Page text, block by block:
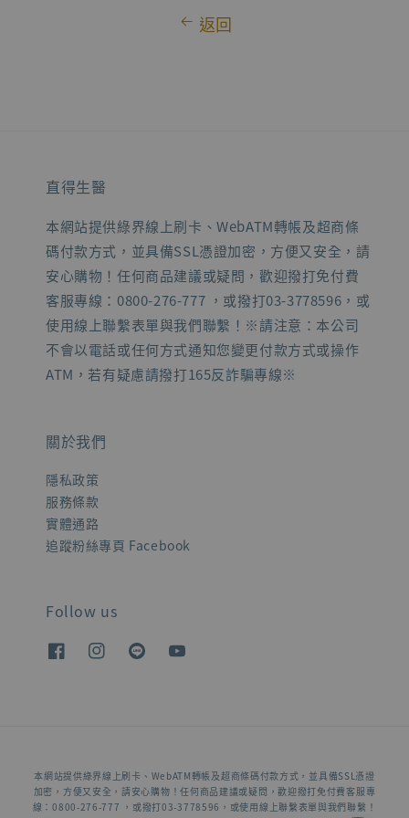
返回
直得生醫
本網站提供綠界線上刷卡、WebATM轉帳及超商條
碼付款方式，並具備SSL憑證加密，方便又安全，請
安心購物！任何商品建議或疑問，歡迎撥打免付費
客服專線：0800-276-777 ，或撥打03-3778596，或
使用線上聯繫表單與我們聯繫！※請注意：本公司
不會以電話或任何方式通知您變更付款方式或操作
ATM，若有疑慮請撥打165反詐騙專線※
關於我們
隱私政策
服務條款
實體通路
追蹤粉絲專頁 Facebook
Follow us
本網站提供綠界線上刷卡、WebATM轉帳及超商條碼付款方式，並具備SSL憑證
加密，方便又安全，請安心購物！任何商品建議或疑問，歡迎撥打免付費客服專
線：0800-276-777 ，或撥打03-3778596，或使用線上聯繫表單與我們聯繫！